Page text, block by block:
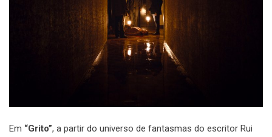
Em “Grito”, a partir do universo de fantasmas do escritor Rui